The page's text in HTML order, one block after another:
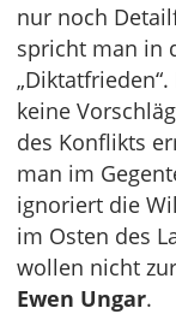
nur noch
spricht man in
keine
des Konflikts
man im
ignoriert die
im Osten des
wollen nicht
Ewen Ungar.